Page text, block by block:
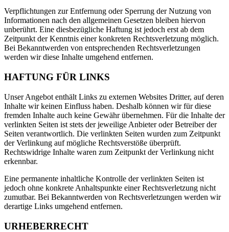
Verpflichtungen zur Entfernung oder Sperrung der Nutzung von
Informationen nach den allgemeinen Gesetzen bleiben hiervon
unberührt. Eine diesbezügliche Haftung ist jedoch erst ab dem
Zeitpunkt der Kenntnis einer konkreten Rechtsverletzung möglich.
Bei Bekanntwerden von entsprechenden Rechtsverletzungen
werden wir diese Inhalte umgehend entfernen.
HAFTUNG FÜR LINKS
Unser Angebot enthält Links zu externen Websites Dritter, auf deren
Inhalte wir keinen Einfluss haben. Deshalb können wir für diese
fremden Inhalte auch keine Gewähr übernehmen. Für die Inhalte der
verlinkten Seiten ist stets der jeweilige Anbieter oder Betreiber der
Seiten verantwortlich. Die verlinkten Seiten wurden zum Zeitpunkt
der Verlinkung auf mögliche Rechtsverstöße überprüft.
Rechtswidrige Inhalte waren zum Zeitpunkt der Verlinkung nicht
erkennbar.
Eine permanente inhaltliche Kontrolle der verlinkten Seiten ist
jedoch ohne konkrete Anhaltspunkte einer Rechtsverletzung nicht
zumutbar. Bei Bekanntwerden von Rechtsverletzungen werden wir
derartige Links umgehend entfernen.
URHEBERRECHT